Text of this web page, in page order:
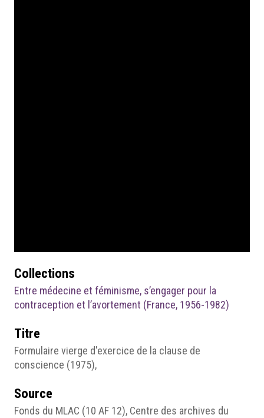
Collections
Entre médecine et féminisme, s’engager pour la
contraception et l’avortement (France, 1956-1982)
Titre
Formulaire vierge d'exercice de la clause de
conscience (1975),
Source
Fonds du MLAC (10 AF 12), Centre des archives du